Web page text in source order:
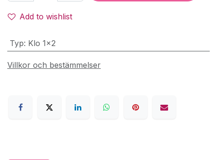
Add to wishlist
Typ: Klo 1x2
Villkor och bestämmelser